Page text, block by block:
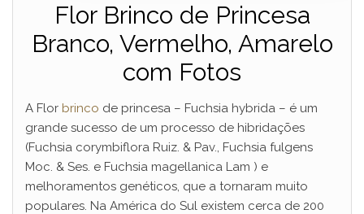
Flor Brinco de Princesa
Branco, Vermelho, Amarelo
com Fotos
A Flor brinco de princesa – Fuchsia hybrida – é um
grande sucesso de um processo de hibridações
(Fuchsia corymbiflora Ruiz. & Pav., Fuchsia fulgens
Moc. & Ses. e Fuchsia magellanica Lam ) e
melhoramentos genéticos, que a tornaram muito
populares. Na América do Sul existem cerca de 200